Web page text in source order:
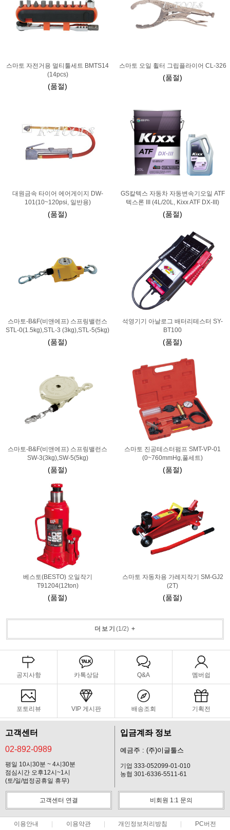
스마토 자전거용 멀티툴세트 BMTS14
(14pcs)
(품절)
스마토 오일 휠터 그립플라이어 CL-326
(품절)
대원금속 타이어 에어게이지 DW-
101(10~120psi, 일반용)
(품절)
GS칼텍스 자동차 자동변속기오일 ATF
텍스론 III (4L/20L, Kixx ATF DX-III)
(품절)
스마토-B&F(비앤에프) 스프링밸런스
STL-0(1.5kg),STL-3 (3kg),STL-5(5kg)
(품절)
석영기기 아날로그 배터리테스터 SY-
BT100
(품절)
스마토-B&F(비앤에프) 스프링밸런스
SW-3(3kg),SW-5(5kg)
(품절)
스마토 진공테스터펌프 SMT-VP-01
(0~760mmHg,풀세트)
(품절)
베스토(BESTO) 오일작기
T91204(12ton)
(품절)
스마토 자동차용 가레지작기 SM-GJ2
(2T)
(품절)
더보기 (1/2)+
공지사항 카톡상담 Q&A 멤버쉽
포토리뷰 VIP 게시판 배송조회 기획전
고객센터
02-892-0989
평일 10시30분 ~ 4시30분
점심시간 오후12시~1시
(토/일/법정공휴일 휴무)
입금계좌 정보
예금주 : (주)이글툴스
기업 333-052099-01-010
농협 301-6336-5511-61
고객센터 연결 비회원 1:1 문의
이용안내 이용약관 개인정보처리방침 PC버전